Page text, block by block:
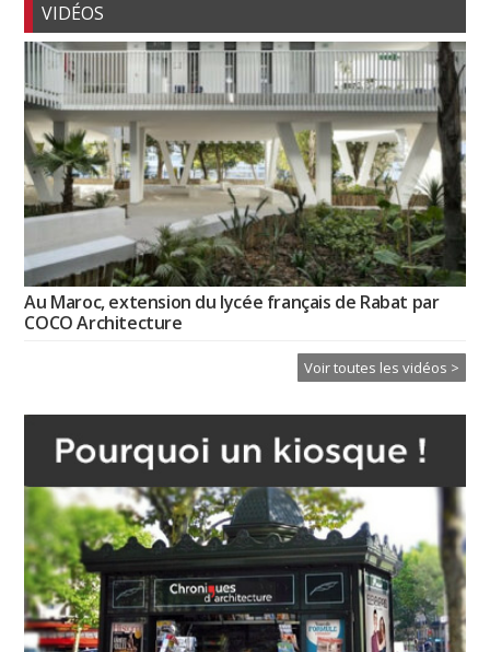
VIDÉOS
Au Maroc, extension du lycée français de Rabat par
COCO Architecture
Voir toutes les vidéos >